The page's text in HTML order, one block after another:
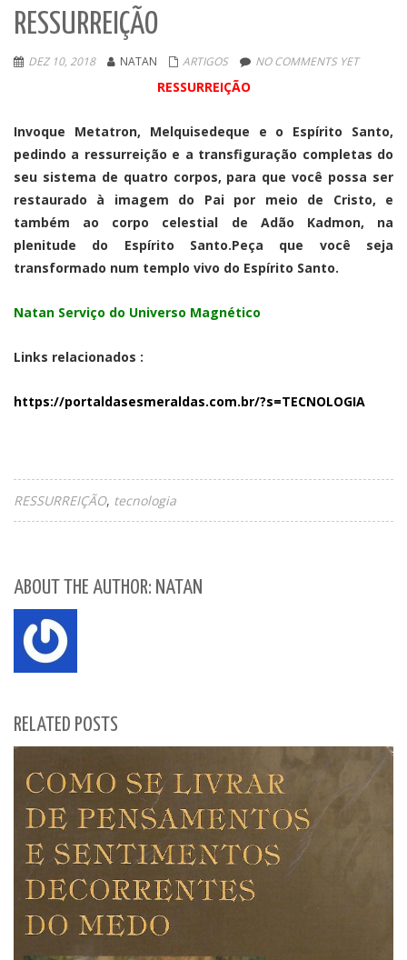
RESSURREIÇÃO
DEZ 10, 2018 NATAN ARTIGOS NO COMMENTS YET
RESSURREIÇÃO
Invoque Metatron, Melquisedeque e o Espírito Santo,
pedindo a ressurreição e a transfiguração completas do
seu sistema de quatro corpos, para que você possa ser
restaurado à imagem do Pai por meio de Cristo, e
também ao corpo celestial de Adão Kadmon, na
plenitude do Espírito Santo.Peça que você seja
transformado num templo vivo do Espírito Santo.
Natan Serviço do Universo Magnético
Links relacionados :
https://portaldasesmeraldas.com.br/?s=TECNOLOGIA
RESSURREIÇÃO tecnologia
ABOUT THE AUTHOR: NATAN
RELATED POSTS